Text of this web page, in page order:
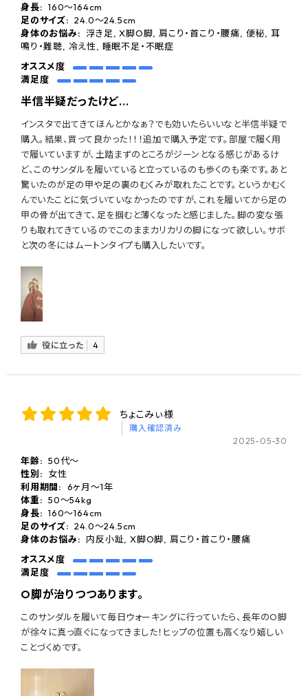
身長: 160〜164cm
足のサイズ: 24.0〜24.5cm
身体のお悩み: 浮き足, X脚O脚, 肩こり・首こり・腰痛, 便秘, 耳
鳴り・難聴, 冷え性, 睡眠不足・不眠症
オススメ度
満足度
半信半疑だったけど...
インスタで出てきてほんとかなぁ？でも効いたらいいなと半信半疑で
購入。結果、買って良かった！！！追加で購入予定です。部屋で履く用
で履いていますが、土踏まずのところがジーンとなる感じがあるけ
ど、このサンダルを履いていると立っているのも歩くのも楽です。あと
驚いたのが足の甲や足の裏のむくみが取れたことです。というかむく
んでいたことに気づいていなかったのですが、これを履いてから足の
甲の骨が出てきて、足を掴むと薄くなったと感じました。脚の変な張
りも取れてきているのでこのままカリカリの脚になって欲しい。サボ
と次の冬にはムートンタイプも購入したいです。
役に立った 4
ちょこみぃ様
購入確認済み
2025-05-30
年齢: 50代〜
性別:
女性
利用期間:
6ヶ月〜1年
体重: 50～54kg
身長: 160〜164cm
足のサイズ: 24.0〜24.5cm
身体のお悩み:
内反小趾, X脚O脚, 肩こり・首こり・腰痛
オススメ度
満足度
O脚が治りつつあります。
このサンダルを履いて毎日ウォーキングに行っていたら、長年のO脚
が徐々に真っ直ぐになってきました！ヒップの位置も高くなり嬉しい
ことづくめです。